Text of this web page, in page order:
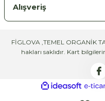
Alışveriş
FİGLOVA ,TEMEL ORGANİK
hakları saklıdır. Kart
ideasoft